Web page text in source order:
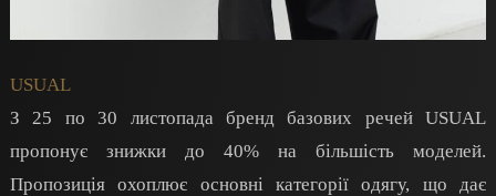
USUAL
З 25 по 30 листопада бренд базових речей USUAL
пропонує знижки до 40% на більшість моделей.
Пропозиція охоплює основні категорії одягу, що дає